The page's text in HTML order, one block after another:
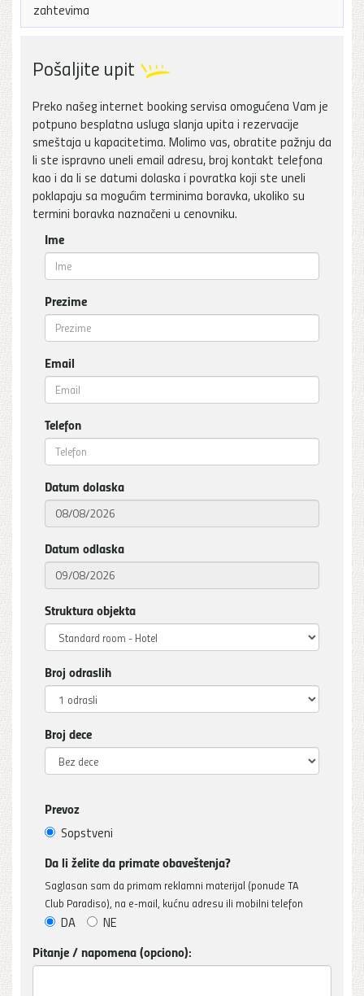
zahtevima
Pošaljite upit
Preko našeg internet booking servisa omogućena Vam je
potpuno besplatna usluga slanja upita i rezervacije
smeštaja u kapacitetima. Molimo vas, obratite pažnju da
li ste ispravno uneli email adresu, broj kontakt telefona
kao i da li se datumi dolaska i povratka koji ste uneli
poklapaju sa mogućim terminima boravka, ukoliko su
termini boravka naznačeni u cenovniku.
Ime
Prezime
Email
Telefon
Datum dolaska
Datum odlaska
Struktura objekta
Broj odraslih
Broj dece
Prevoz
Sopstveni
Da li želite da primate obaveštenja?
Saglasan sam da primam reklamni materijal (ponude TA
Club Paradiso), na e-mail, kućnu adresu ili mobilni telefon
DA NE
Pitanje / napomena (opciono):